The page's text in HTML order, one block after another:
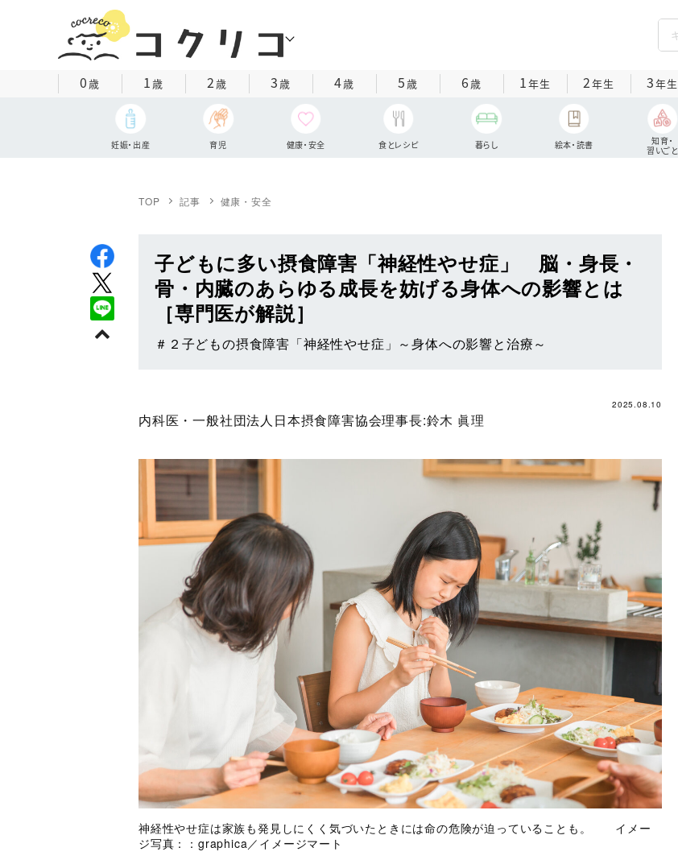
0歳 1歳 2歳 3歳 4歳 5歳 6歳 1年生 2年生 3年生
妊娠・出産 育児 健康・安全 食とレシピ 暮らし 絵本・読書
知育・
習いごと
TOP 記事 健康・安全
子どもに多い摂食障害「神経性やせ症」 脳・身長・
骨・内臓のあらゆる成長を妨げる身体への影響とは
［専門医が解説］
＃２子どもの摂食障害「神経性やせ症」～身体への影響と治療～
2025.08.10
内科医・一般社団法人日本摂食障害協会理事長:鈴木 眞理
神経性やせ症は家族も発見しにくく気づいたときには命の危険が迫っていることも。 イメー
ジ写真：：graphica／イメージマート